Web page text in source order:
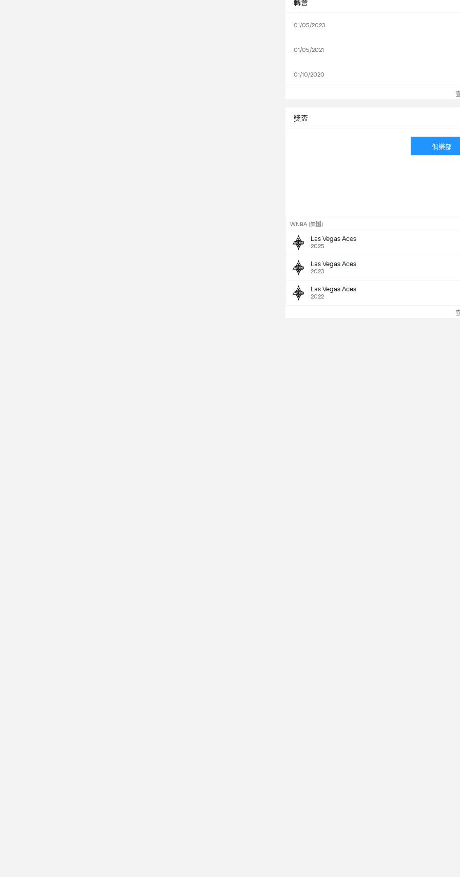
轉會
01/05/2023
01/05/2021
01/10/2020
獎盃
俱樂部
WNBA (美国)
Las Vegas Aces
2025
Las Vegas Aces
2023
Las Vegas Aces
2022